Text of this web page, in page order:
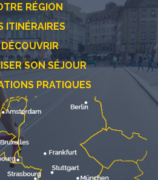
RÉGION
ITINÉRAIRES
SON SÉJOUR
PRATIQUES